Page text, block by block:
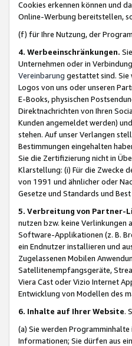
Cookies erkennen können und
Online-Werbung bereitstellen,
(f) für Ihre Nutzung, der
4. Werbeeinschränkungen.
Unternehmen oder in
Vereinbarung gestattet sind. Sie
Logos von uns oder unseren
E-Books, physischen
Direktnachrichten von Ihren
Kunden angemeldet werden)
stehen. Auf unser Verlangen
Bestimmungen eingehalten
Sie die Zertifizierung nicht in
Klarstellung: (i) Für die Zwecke
von 1991 und ähnlicher oder
Gesetze und Standards und
5. Verbreitung von Partner-
nutzen bzw. keine Verlinkungen
Software-Applikationen (z. B.
ein Endnutzer installieren und
Zugelassenen Mobilen
Satellitenempfangsgeräte,
Viera Cast oder Vizio Internet
Entwicklung von Modellen des
6. Inhalte auf Ihrer Website.
(a) Sie werden
Informationen; Sie dürfen aus